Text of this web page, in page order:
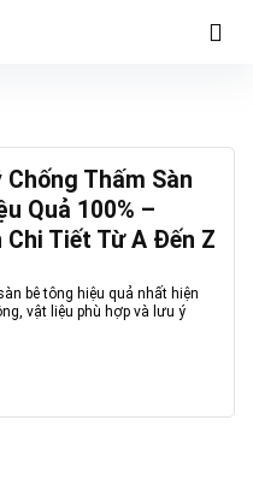
Chống Thấm Sàn
Quả 100% –
Chi Tiết Từ A Đến Z
bê tông hiệu quả nhất hiện
vật liệu phù hợp và lưu ý